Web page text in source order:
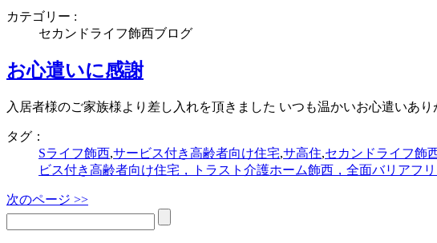
カテゴリー :
セカンドライフ飾西ブログ
お心遣いに感謝
入居者様のご家族様より差し入れを頂きました いつも温かいお心遣いあ
タグ：
Sライフ飾西,サービス付き高齢者向け住宅,サ高住,セカンドライフ飾
ビス付き高齢者向け住宅，トラスト介護ホーム飾西，全面バリアフ
次のページ >>